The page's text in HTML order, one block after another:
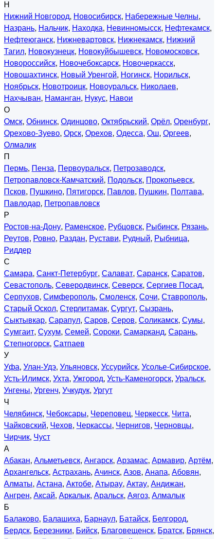
Н
Нижний Новгород, Новосибирск, Набережные Челны,
Назрань, Нальчик, Находка, Невинномысск, Нефтекамск,
Нефтеюганск, Нижневартовск, Нижнекамск, Нижний
Тагил, Новокузнецк, Новокуйбышевск, Новомосковск,
Новороссийск, Новочебоксарск, Новочеркасск,
Новошахтинск, Новый Уренгой, Ногинск, Норильск,
Ноябрьск, Новотроицк, Новоуральск, Николаев,
Нахчыван, Наманган, Нукус, Навои
О
Омск, Обнинск, Одинцово, Октябрьский, Орёл, Оренбург,
Орехово-Зуево, Орск, Орехов, Одесса, Ош, Оргеев,
Олмалик
П
Пермь, Пенза, Первоуральск, Петрозаводск,
Петропавловск-Камчатский, Подольск, Прокопьевск,
Псков, Пушкино, Пятигорск, Павлов, Пушкин, Полтава,
Павлодар, Петропавловск
Р
Ростов-на-Дону, Раменское, Рубцовск, Рыбинск, Рязань,
Реутов, Ровно, Раздан, Рустави, Рудный, Рыбница,
Риддер
С
Самара, Санкт-Петербург, Салават, Саранск, Саратов,
Севастополь, Северодвинск, Северск, Сергиев Посад,
Серпухов, Симферополь, Смоленск, Сочи, Ставрополь,
Старый Оскол, Стерлитамак, Сургут, Сызрань,
Сыктывкар, Сарапул, Саров, Серов, Соликамск, Сумы,
Сумгаит, Сухум, Семей, Сороки, Самарканд, Сарань,
Степногорск, Сатпаев
У
Уфа, Улан-Удэ, Ульяновск, Уссурийск, Усолье-Сибирское,
Усть-Илимск, Ухта, Ужгород, Усть-Каменогорск, Уральск,
Унгены, Ургенч, Учкудук, Ургут
Ч
Челябинск, Чебоксары, Череповец, Черкесск, Чита,
Чайковский, Чехов, Черкассы, Чернигов, Черновцы,
Чирчик, Чуст
А
Абакан, Альметьевск, Ангарск, Арзамас, Армавир, Артём,
Архангельск, Астрахань, Ачинск, Азов, Анапа, Абовян,
Алматы, Астана, Актобе, Атырау, Актау, Андижан,
Ангрен, Аксай, Аркалык, Аральск, Аягоз, Алмалык
Б
Балаково, Балашиха, Барнаул, Батайск, Белгород,
Бердск, Березники, Бийск, Благовещенск, Братск, Брянск,